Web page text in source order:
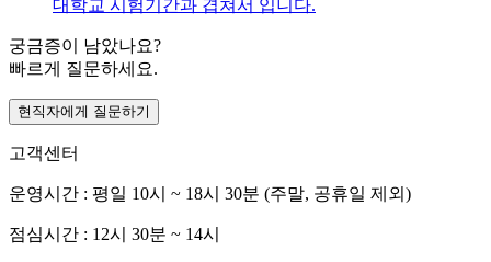
대학교 시험기간과 겹쳐서 입니다.
궁금증이 남았나요?
빠르게 질문하세요.
현직자에게 질문하기
고객센터
운영시간 : 평일 10시 ~ 18시 30분 (주말, 공휴일 제외)
점심시간 : 12시 30분 ~ 14시